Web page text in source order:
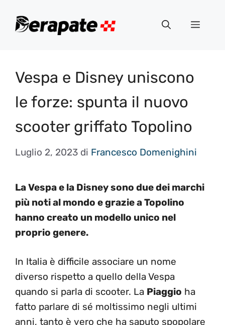
Menu
Vespa e Disney uniscono
le forze: spunta il nuovo
scooter griffato Topolino
Luglio 2, 2023 di Francesco Domenighini
La Vespa e la Disney sono due dei marchi
più noti al mondo e grazie a Topolino
hanno creato un modello unico nel
proprio genere.
In Italia è difficile associare un nome
diverso rispetto a quello della Vespa
quando si parla di scooter. La Piaggio ha
fatto parlare di sé moltissimo negli ultimi
anni, tanto è vero che ha saputo spopolare